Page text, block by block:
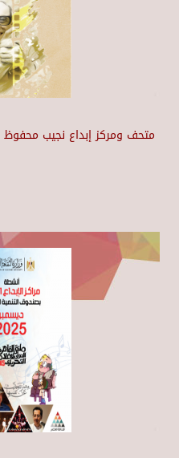
متحف ومركز إبداع نجيب محفوظ ١١٤ عاماً على ميلاد صاحب الثلاثية